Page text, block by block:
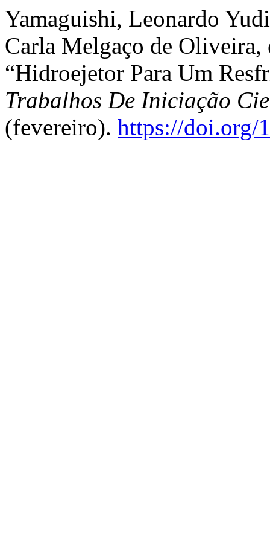
Yamaguishi, Leonardo
Carla Melgaço de
“Hidroejetor Para Um
Trabalhos De Iniciação
(fevereiro). https://doi.org/